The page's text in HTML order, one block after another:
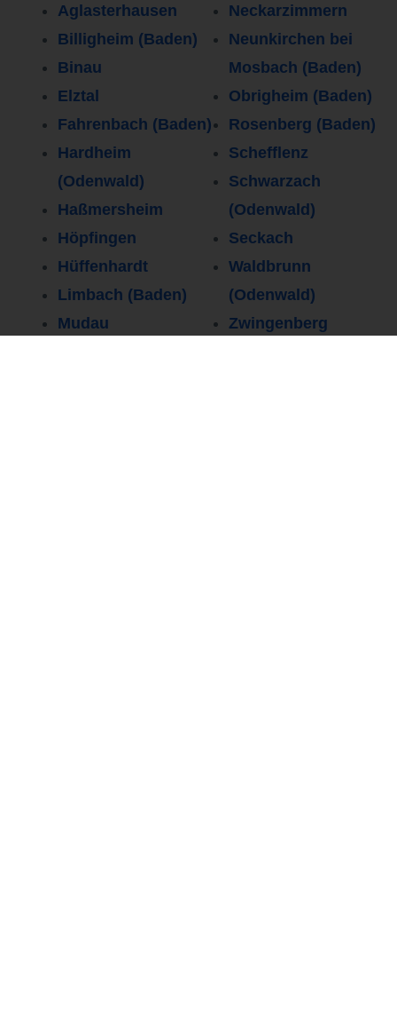
Aglasterhausen
Billigheim (Baden)
Binau
Elztal
Fahrenbach (Baden)
Hardheim
(Odenwald)
Haßmersheim
Höpfingen
Hüffenhardt
Limbach (Baden)
Mudau
Neckarzimmern
Neunkirchen bei
Mosbach (Baden)
Obrigheim (Baden)
Rosenberg (Baden)
Schefflenz
Schwarzach
(Odenwald)
Seckach
Waldbrunn
(Odenwald)
Zwingenberg